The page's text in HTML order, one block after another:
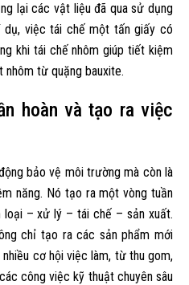
lại các vật liệu đã qua sử dụng
dụ, việc tái chế một tấn giấy có
khi tái chế nhôm giúp tiết kiệm
nhôm từ quặng bauxite.
hoàn và tạo ra việc
bảo vệ môi trường mà còn là
năng. Nó tạo ra một vòng tuần
loại – xử lý – tái chế – sản xuất.
chỉ tạo ra các sản phẩm mới
cơ hội việc làm, từ thu gom,
công việc kỹ thuật chuyên sâu